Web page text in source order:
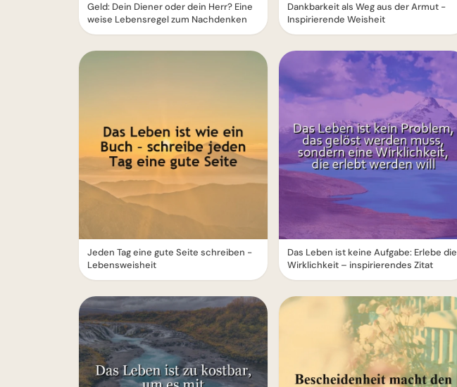
Geld: Dein Diener oder dein Herr? Eine
weise Lebensregel zum Nachdenken
Jeden Tag eine gute Seite schreiben -
Lebensweisheit
Dankbarkeit als Weg aus der Armut -
Inspirierende Weisheit
Das Leben ist keine Aufgabe: Erlebe die
Wirklichkeit – inspirierendes Zitat